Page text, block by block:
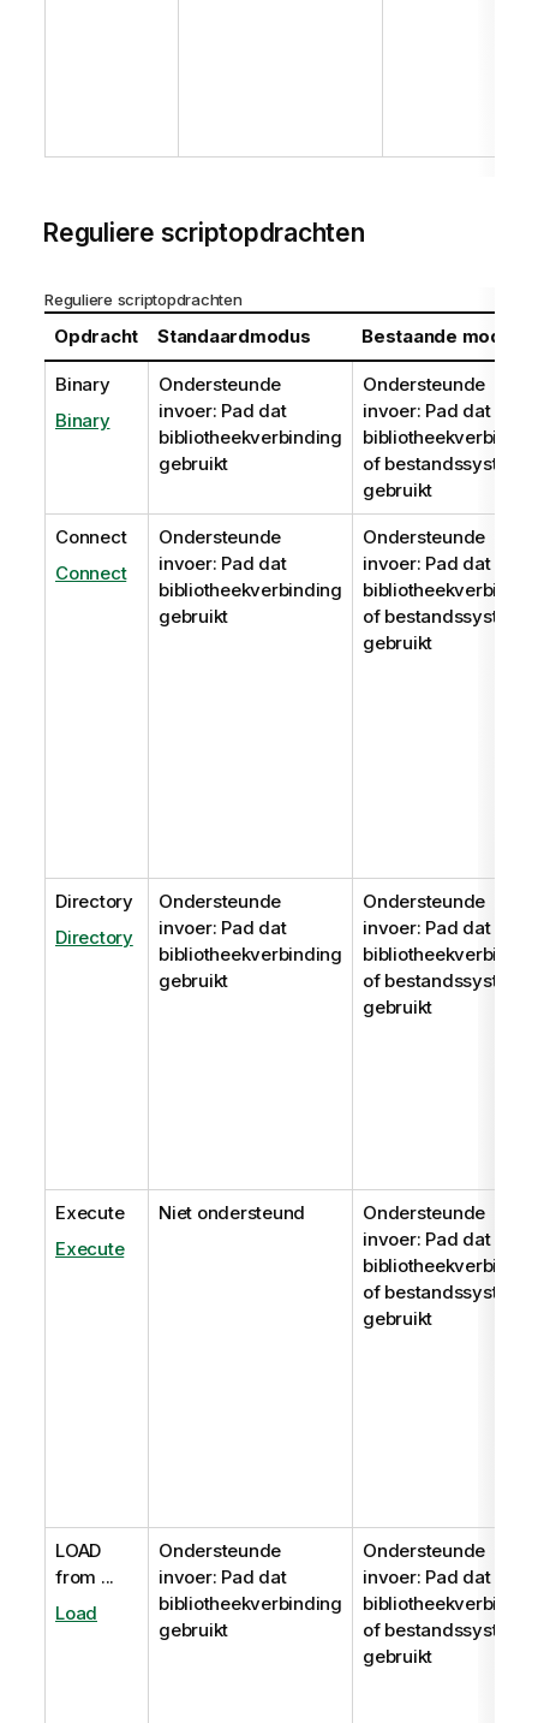
Reguliere scriptopdrachten
Reguliere scriptopdrachten
Opdracht Standaardmodus Bestaande modus
Binary
Binary
Ondersteunde
invoer: Pad dat
bibliotheekverbinding
gebruikt
Ondersteunde
invoer: Pad dat
of bestandssysteem
gebruikt
Connect
Connect
Ondersteunde
invoer: Pad dat
bibliotheekverbinding
gebruikt
Ondersteunde
invoer: Pad dat
of bestandssysteem
gebruikt
Directory
Directory
Ondersteunde
invoer: Pad dat
bibliotheekverbinding
gebruikt
Ondersteunde
invoer: Pad dat
of bestandssysteem
gebruikt
Execute
Execute
Niet ondersteund
Ondersteunde
invoer: Pad dat
of bestandssysteem
gebruikt
LOAD
from ...
Load
Ondersteunde
invoer: Pad dat
bibliotheekverbinding
gebruikt
Ondersteunde
invoer: Pad dat
of bestandssysteem
gebruikt